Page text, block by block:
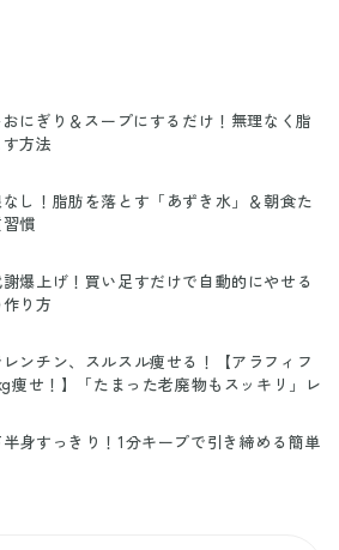
にぎり＆スープにするだけ！無理なく脂
方法
し！脂肪を落とす「あずき水」＆朝食た
慣
爆上げ！買い足すだけで自動的にやせる
り方
ンチン、スルスル痩せる！【アラフィフ
痩せ！】「たまった老廃物もスッキリ」レ
身すっきり！1分キープで引き締める簡単